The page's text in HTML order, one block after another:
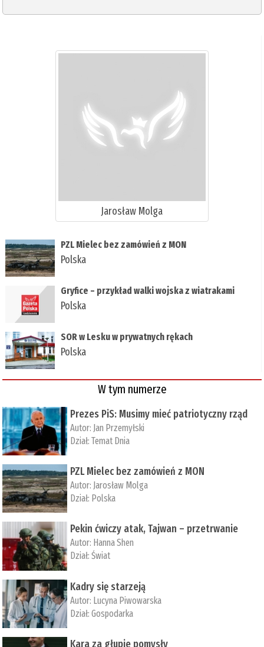
Jarosław Molga
PZL Mielec bez zamówień z MON
Polska
Gryfice – przykład walki wojska z wiatrakami
Polska
SOR w Lesku w prywatnych rękach
Polska
W tym numerze
Prezes PiS: Musimy mieć patriotyczny rząd
Autor: Jan Przemyłski
Dział:Temat Dnia
PZL Mielec bez zamówień z MON
Autor: Jarosław Molga
Dział: Polska
Pekin ćwiczy atak, Tajwan – przetrwanie
Autor: ­Hanna Shen
Dział:Świat
Kadry się starzeją
Autor: Lucyna Piwowarska
Dział:Gospodarka
Kara za głupie pomysły